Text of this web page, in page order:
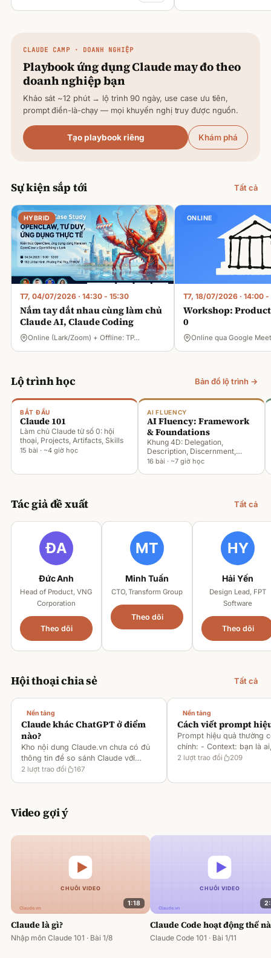
CLAUDE CAMP · DOANH NGHIỆP
Playbook ứng dụngClaudemay đo theo
doanh nghiệp bạn
Khảo sát ~12 phút → lộ trình 90 ngày, use case ưu tiên,
prompt điền-là-chạy — mọi khuyến nghị truy được nguồn.
Tạo playbook riêng Khám phá
Sự kiện sắp tới Tất cả
HYBRID
T7, 04/07/2026 · 14:30 - 15:30
Nắm tay dắt nhau cùng làm chủ
Claude AI, Claude Coding
Online (Lark/Zoom) + Offline: TP…
ONLINE
T7, 18/07/2026 · 14:00 -
Workshop:
0
Online qua Google Meet
Lộ trình học Bản đồ lộ trình →
BẮT ĐẦU
Claude 101
Làm chủ Claude từ số 0: hội
thoại, Projects, Artifacts, Skills
15 bài · ~4 giờ học
AI FLUENCY
AI Fluency: Framework
& Foundations
Khung 4D: Delegation,
Description, Discernment,
Diligence
16 bài · ~7 giờ học
Tác giả đề xuất Tất cả
Đức Anh
Head of Product, VNG
Corporation
Theo dõi
Minh Tuấn
CTO, Transform Group
Theo dõi
Hải Yến
Design Lead, FPT
Software
Theo dõi
Hội thoại chia sẻ Tất cả
Nền tảng
Claude khác ChatGPT ở điểm
nào?
Kho nội dung Claude.vn chưa có đủ
thông tin để so sánh Claude với
ChatGPT. Hiện chỉ có tài liệu về
2 lượt trao đổi 167
Nền tảng
Cách viết prompt
Prompt hiệu quả thường
chính: - Context: bạn là
gì [1][2][6] - Task: muốn
2 lượt trao đổi 209
Video gợi ý
1:18
Claude là gì?
Nhập môn Claude 101 · Bài 1/8
Claude Code hoạt động thế
Claude Code 101 · Bài 1/11